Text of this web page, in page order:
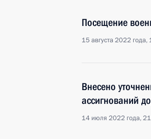
Посещение
15 августа 2022 года,
Внесено
ассигнований
14 июля 2022 года,